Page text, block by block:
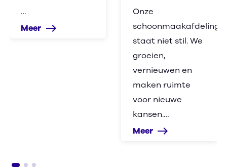
…
Meer east
Onze
schoonmaakafdeling
staat niet stil. We
groeien,
vernieuwen en
maken ruimte
voor nieuwe
kansen.…
Meer east